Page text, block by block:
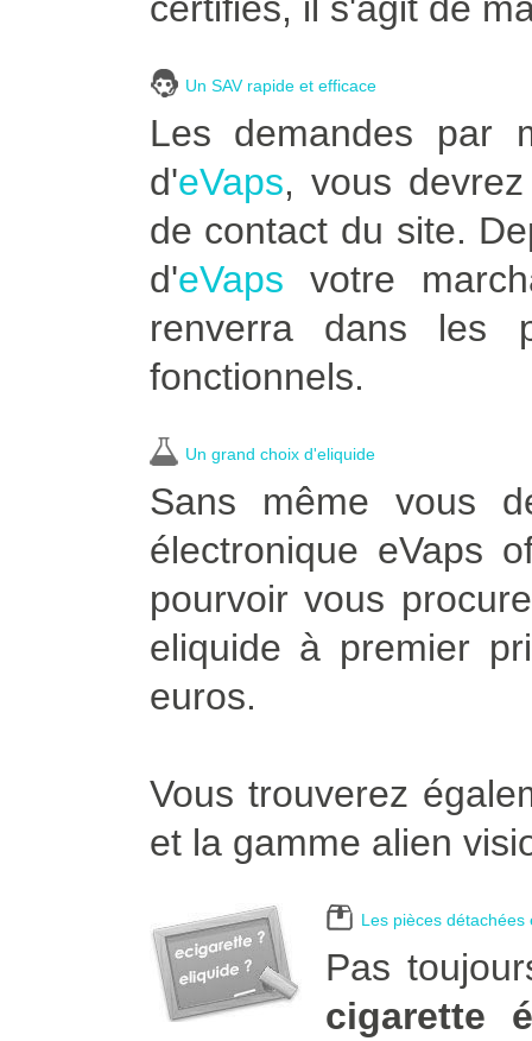
Un SAV rapide et efficace
Les demandes par
d'eVaps, vous
de contact du site.
d'eVaps votre
renverra dans les
fonctionnels.
Un grand choix d'eliquide
Sans même vous
électronique eVaps
pourvoir vous
eliquide à premier
euros.
Vous trouverez
et la gamme alien
Les pièces détachées
Pas
cigarette